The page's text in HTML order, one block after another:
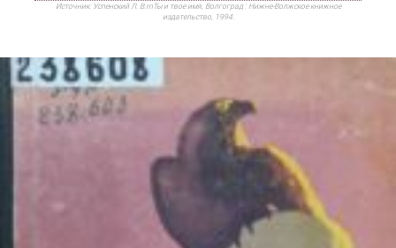
Источник: Успенский Л. В.rnТы и твое имя, Волгоград : Нижне-Волжское книжное
издательство, 1994.